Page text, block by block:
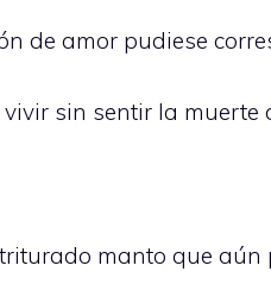
de amor pudiese
sin sentir la
manto que aún